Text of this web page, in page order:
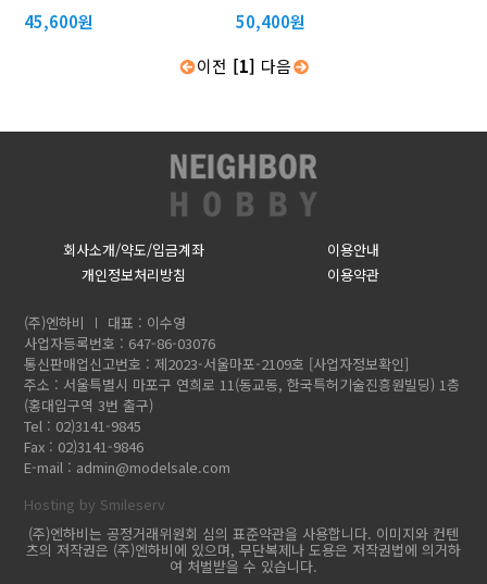
45,600원
50,400원
이전 [1] 다음
회사소개/약도/입금계좌
이용안내
개인정보처리방침
이용약관
(주)엔하비
대표 : 이수영
사업자등록번호 : 647-86-03076
통신판매업신고번호 : 제2023-서울마포-2109호 [사업자정보확인]
주소 : 서울특별시 마포구 연희로 11(동교동, 한국특허기술진흥원빌딩) 1층
(홍대입구역 3번 출구)
Tel : 02)3141-9845
Fax : 02)3141-9846
E-mail : admin@modelsale.com
Hosting by Smileserv
(주)엔하비는 공정거래위원회 심의 표준약관을 사용합니다. 이미지와 컨텐
츠의 저작권은 (주)엔하비에 있으며, 무단복제나 도용은 저작권법에 의거하
여 처벌받을 수 있습니다.